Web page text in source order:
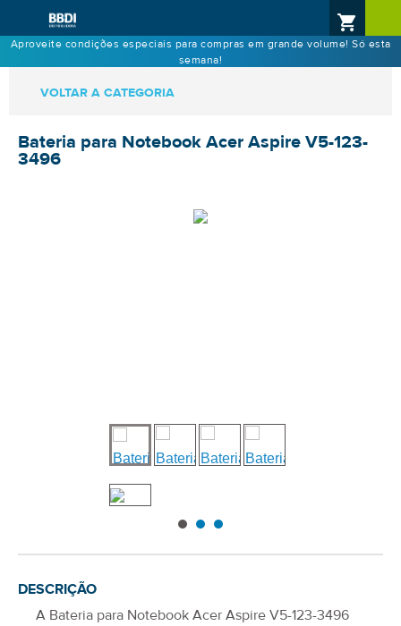
Aproveite condições especiais para compras em grande volume! Só esta
semana!
VOLTAR A CATEGORIA
Bateria para Notebook Acer Aspire V5-123-
3496
DESCRIÇÃO
A Bateria para Notebook Acer Aspire V5-123-3496